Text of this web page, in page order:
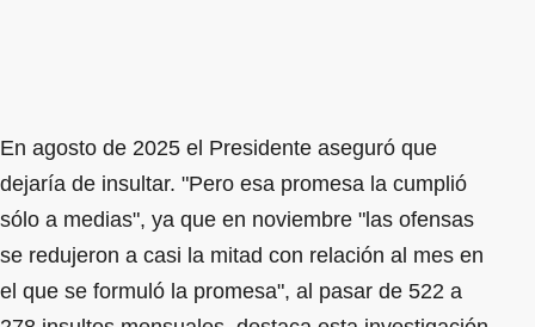
En agosto de 2025 el Presidente aseguró que
dejaría de insultar. "Pero esa promesa la cumplió
sólo a medias", ya que en noviembre "las ofensas
se redujeron a casi la mitad con relación al mes en
el que se formuló la promesa", al pasar de 522 a